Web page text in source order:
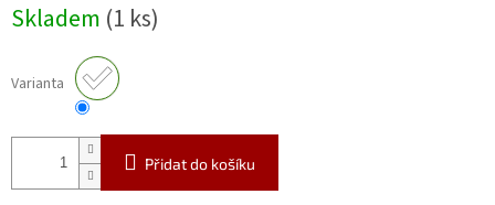
cena:
Skladem (1 ks)
Varianta
Přidat do košíku